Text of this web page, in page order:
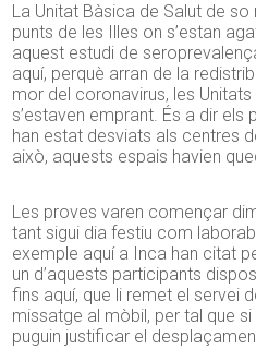
La Unitat Bàsica de Salut de
punts de les Illes on s’estan
aquest estudi de
aquí, perquè arran de la
mor del coronavirus, les
s’estaven emprant. És a dir
han estat desviats als centres
això, aquests espais havien
Les proves varen començar
tant sigui dia festiu com
exemple aquí a Inca han citat
un d’aquests participants
fins aquí, que li remet el servei
missatge al mòbil, per tal que
puguin justificar el